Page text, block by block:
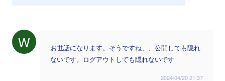
W
お世話になります。そうですね、、公開しても隠れ
ないです。ログアウトしても隠れないです
2024/04/20 21:37